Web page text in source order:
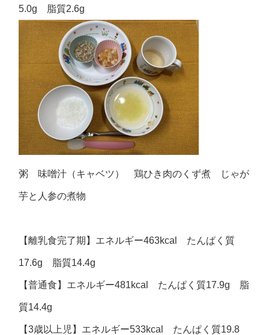
5.0g 脂質2.6g
粥 味噌汁（キャベツ） 鶏ひき肉のくず煮 じゃが
芋と人参の煮物
【離乳食完了期】エネルギー463kcal たんぱく質
17.6g 脂質14.4g
【普通食】エネルギー481kcal たんぱく質17.9g 脂
質14.4g
【3歳以上児】エネルギー533kcal たんぱく質19.8